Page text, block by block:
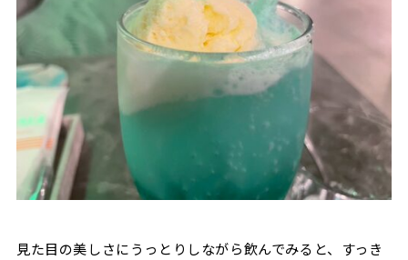
見た目の美しさにうっとりしながら飲んでみると、すっき